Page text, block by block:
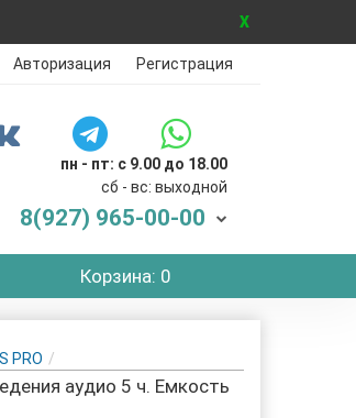
X
Авторизация Регистрация
пн - пт: с 9.00 до 18.00
сб - вс: выходной
8(927) 965-00-00
Корзина: 0
PRO
аудио 5 ч. Емкость